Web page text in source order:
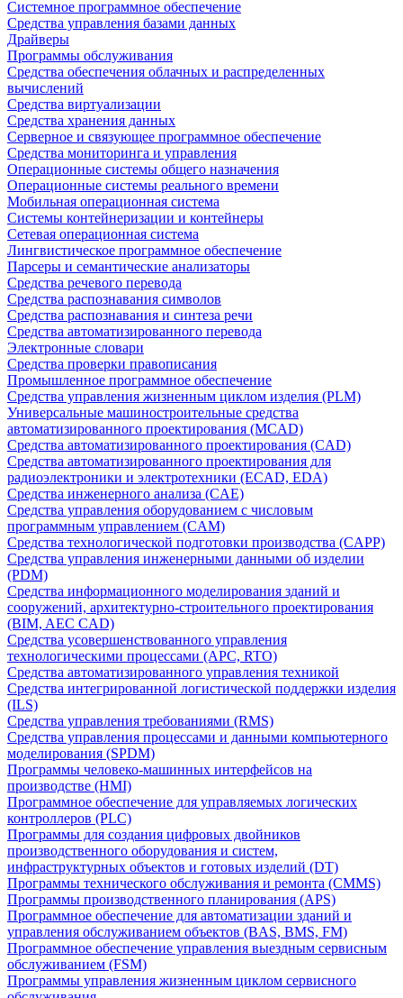
Системное программное обеспечение
Средства управления базами данных
Драйверы
Программы обслуживания
Средства обеспечения облачных и распределенных
вычислений
Средства виртуализации
Средства хранения данных
Серверное и связующее программное обеспечение
Средства мониторинга и управления
Операционные системы общего назначения
Операционные системы реального времени
Мобильная операционная система
Системы контейнеризации и контейнеры
Сетевая операционная система
Лингвистическое программное обеспечение
Парсеры и семантические анализаторы
Средства речевого перевода
Средства распознавания символов
Средства распознавания и синтеза речи
Средства автоматизированного перевода
Электронные словари
Средства проверки правописания
Промышленное программное обеспечение
Средства управления жизненным циклом изделия (PLM)
Универсальные машиностроительные средства
автоматизированного проектирования (MCAD)
Средства автоматизированного проектирования (CAD)
Средства автоматизированного проектирования для
радиоэлектроники и электротехники (ECAD, EDA)
Средства инженерного анализа (CAE)
Средства управления оборудованием с числовым
программным управлением (CAM)
Средства технологической подготовки производства (CAPP)
Средства управления инженерными данными об изделии
(PDM)
Средства информационного моделирования зданий и
сооружений, архитектурно-строительного проектирования
(BIM, AEC CAD)
Средства усовершенствованного управления
технологическими процессами (APC, RTO)
Средства автоматизированного управления техникой
Средства интегрированной логистической поддержки изделия
(ILS)
Средства управления требованиями (RMS)
Средства управления процессами и данными компьютерного
моделирования (SPDM)
Программы человеко-машинных интерфейсов на
производстве (HMI)
Программное обеспечение для управляемых логических
контроллеров (PLC)
Программы для создания цифровых двойников
производственного оборудования и систем,
инфраструктурных объектов и готовых изделий (DT)
Программы технического обслуживания и ремонта (CMMS)
Программы производственного планирования (APS)
Программное обеспечение для автоматизации зданий и
управления обслуживанием объектов (BAS, BMS, FM)
Программное обеспечение управления выездным сервисным
обслуживанием (FSM)
Программы управления жизненным циклом сервисного